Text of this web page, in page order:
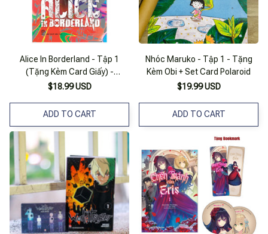
Alice In Borderland - Tập 1
(Tặng Kèm Card Giấy) -
Tntmanga
$18.99 USD
ADD TO CART
Nhóc Maruko - Tập 1 - Tặng
Kèm Obi + Set Card Polaroid
$19.99 USD
ADD TO CART